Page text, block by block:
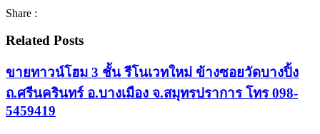
Share :
Related Posts
ขายทาวน์โฮม 3 ชั้น รีโนเวทใหม่ ข้างซอยวัดบางปิ้ง
ถ.ศรีนครินทร์ อ.บางเมือง จ.สมุทรปราการ โทร 098-
5459419